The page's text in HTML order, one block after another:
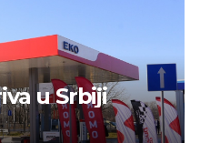
u Srbiji